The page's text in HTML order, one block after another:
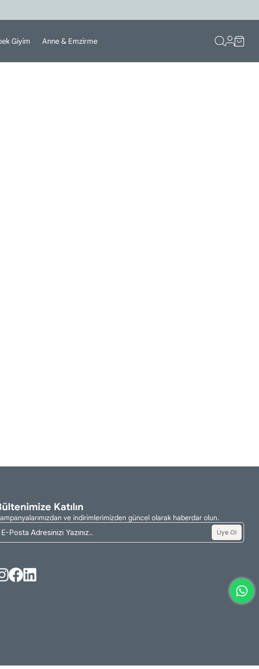
Giyim Anne & Emzirme
Katılın
ve indirimlerimizden güncel olarak haberdar olun.
Üye Ol